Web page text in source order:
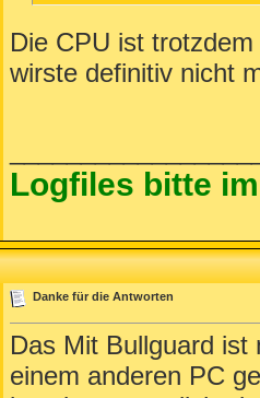
Die CPU ist
wirste definitiv nicht
Logfiles bitte
Danke für die Antworten
Das Mit Bullguard
einem anderen PC